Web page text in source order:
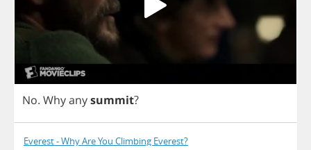
No. Whyanysummit?
Everest - Why Are You Climbing Everest?